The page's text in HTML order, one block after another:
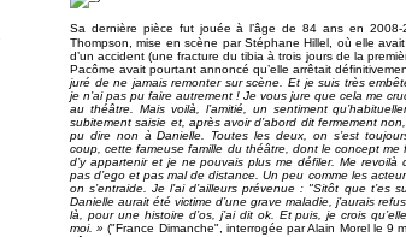
Sa dernière pièce fut jouée à l’âge de 84 ans en 2008-
Thompson, mise en scène par Stéphane Hillel, où elle
d’un accident (une fracture du tibia à trois jours de la
Pacôme avait pourtant annoncé qu’elle arrêtait
juré de ne jamais remonter sur scène. Et je suis très
je n’ai pas pu faire autrement ! Je vous jure que cela me
au théâtre. Mais voilà, l’amitié, un sentiment
subitement saisie et, après avoir d’abord dit fermement
pu dire non à Danielle. Toutes les deux, on s’est
coup, cette fameuse famille du théâtre, dont le concept me
d’y appartenir et je ne pouvais plus me défiler. Me
pas d’ego et pas mal de distance. Un peu comme les
on s’entraide. Je l’ai d’ailleurs prévenue : "Sitôt que t’es
Danielle aurait été victime d’une grave maladie, j’aurais
là, pour une histoire d’os, j’ai dit ok. Et puis, je crois
moi. » ("France Dimanche", interrogée par Alain Morel le 9